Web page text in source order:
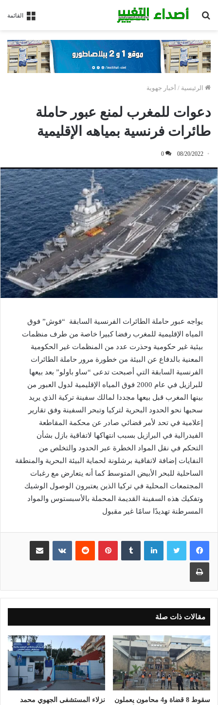
القائمة
الرئيسية / أخبار جهوية
دعوات للمغرب لمنع عبور حاملة
طائرات فرنسية بمياهه الإقليمية
08/20/2022
0
يواجه عبور حاملة الطائرات الفرنسية السابقة “فوش” فوق
المياه الإقليمية للمغرب رفضا كبيرا خاصة من طرف منظمات
بيئية غير حكومية وحذرت عدد من المنظمات غير الحكومية
المعنية بالدفاع عن البيئة من خطورة مرور حاملة الطائرات
الفرنسية السابقة التي أصبحت تدعى “ساو باولو” بعد بيعها
للبرازيل في عام 2000 فوق المياه الإقليمية لدول العبور من
بينها المغرب قبل بيعها مجددا لمالك سفينة تركية الذي يريد
سحبها نحو الحدود البحرية لتركيا وتبحر السفينة وفق تقارير
إعلامية في تحد لأمر قضائي صادر عن محكمة المقاطعة
الفيدرالية في البرازيل بسبب انتهاكها لاتفاقية بازل بشأن
التحكم في نقل المواد الخطرة عبر الحدود والتخلص من
النفايات إضافة لاتفاقية برشلونة لحماية البيئة البحرية والمنطقة
الساحلية للبحر الأبيض المتوسط كما أنه يتعارض مع رغبات
المجتمعات المحلية في تركيا الذين يعتبرون الوصول الوشيك
وتفكيك هذه السفينة القديمة المحملة بالأسبستوس والمواد
المسرطنة تهديدًا سامًا غير مقبول
لينكدإن بينتيريست مشاركة عبر البريد
طباعة
مقالات ذات صلة
سقوط 8 قضاة و4 محامون يعملون
نزلاء المستشفى الجهوي محمد